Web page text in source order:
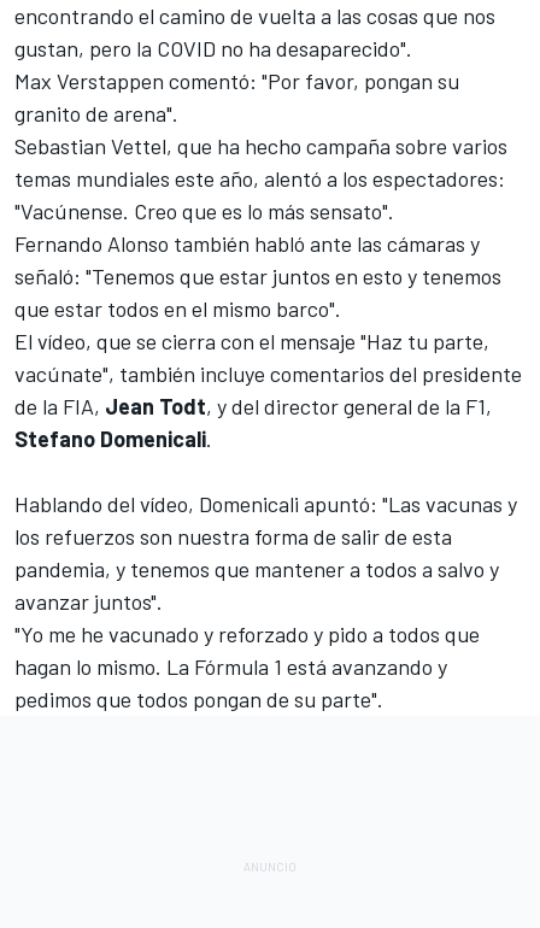
encontrando el camino de vuelta a las cosas que nos
gustan, pero la COVID no ha desaparecido".
Max Verstappen comentó: "Por favor, pongan su
granito de arena".
Sebastian Vettel, que ha hecho campaña sobre varios
temas mundiales este año, alentó a los espectadores:
"Vacúnense. Creo que es lo más sensato".
Fernando Alonso también habló ante las cámaras y
señaló: "Tenemos que estar juntos en esto y tenemos
que estar todos en el mismo barco".
El vídeo, que se cierra con el mensaje "Haz tu parte,
vacúnate", también incluye comentarios del presidente
de la FIA, Jean Todt, y del director general de la F1,
Stefano Domenicali.
Hablando del vídeo, Domenicali apuntó: "Las vacunas y
los refuerzos son nuestra forma de salir de esta
pandemia, y tenemos que mantener a todos a salvo y
avanzar juntos".
"Yo me he vacunado y reforzado y pido a todos que
hagan lo mismo. La Fórmula 1 está avanzando y
pedimos que todos pongan de su parte".